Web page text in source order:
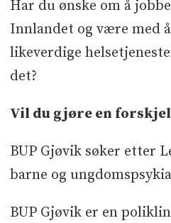
Søknadsfrist
27.02.26
Har du ønske om å
Innlandet og være med
likeverdige
det?
Vil du gjøre en
BUP Gjøvik søker etter
barne og
BUP Gjøvik er en